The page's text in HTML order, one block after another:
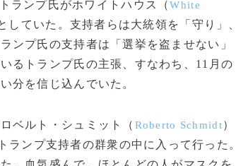
ランプ氏がホワイトハウス（White
ていた。支持者らは大統領を「守り」、
ンプ氏の支持者は「選挙を盗ませない」
るトランプ氏の主張、すなわち、11月の
分を信じ込んでいた。
ベルト・シュミット（ Roberto Schmidt）
ランプ支持者の群衆の中に入って行った。